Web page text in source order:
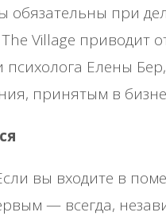
обязательны при
The Village приводит
Елены
принятым в
вы входите в
— всегда,